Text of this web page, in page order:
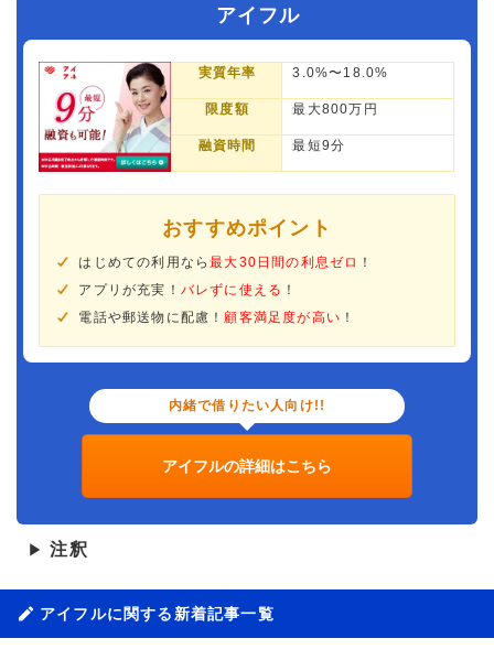
アイフル
実質年率 3.0%〜18.0%
限度額 最大800万円
融資時間 最短9分
おすすめポイント
はじめての利用なら最大30日間の利息ゼロ ！
アプリが充実！ バレずに使える ！
電話や郵送物に配慮！ 顧客満足度が高い ！
内緒で借りたい人向け!!
アイフルの詳細はこちら
▶ 注釈
アイフルに関する新着記事一覧